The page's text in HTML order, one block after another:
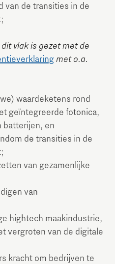
van de transities in de
vlak is gezet met de
met o.a.
waardeketens rond
geïntegreerde fotonica,
batterijen, en
de transities in de
van gezamenlijke
van
hightech maakindustrie,
vergroten van de digitale
kracht om bedrijven te